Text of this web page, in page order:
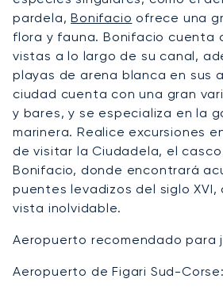
pardela,Bonifacio ofrece una
flora y fauna. Bonifacio cuenta
vistas a lo largo de su canal,
playas de arena blanca en sus
ciudad cuenta con una gran
y bares, y se especializa en la
marinera. Realice excursiones
de visitar la Ciudadela, el
Bonifacio, donde encontrará
puentes levadizos del siglo XVI,
vista inolvidable.
Aeropuerto recomendado para
Aeropuerto de Figari Sud-Corse: